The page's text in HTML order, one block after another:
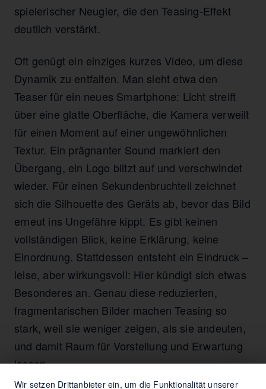
spielerischer Neugier, die den Teasing-Effekt
deutlich verstärkt.
Oft genügt ein einziges kurzes Video, um diese
Dynamik zu entfalten. Man sieht etwa den
Teaser für ein neues Smartphone: Licht streift
über eine glatte Oberfläche, die Kamera verweilt
für einen Moment auf einer ungewöhnlichen
Textur. Ein prägnanter Sound markiert den
Übergang, ein Logo blitzt auf und verschwindet
wieder. Für einen Sekundenbruchteil zeichnet
sich die Silhouette des Geräts ab, bevor das Bild
erneut ins Ungefähre kippt. Es gibt keinen
vollständigen Blick, keine Erklärung, keine
Einordnung. Stattdessen entsteht ein Eindruck –
leise, aber wirkungsvoll: Hier kündigt sich etwas
Besonderes an. Genau diese reduzierten,
fragmentarischen Bilder machen Teasing so
stark, weil sie weniger zeigen, als sie andeuten,
und damit Raum für Vorstellung und Erwartung
lassen.
Wir setzen Drittanbieter ein, um die Funktionalität unserer